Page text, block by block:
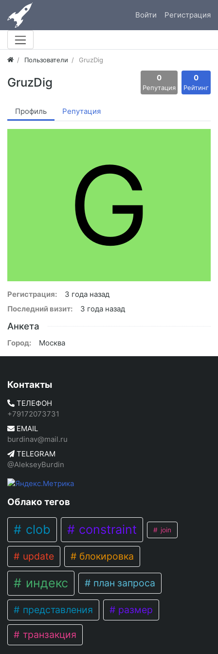
Войти Регистрация
Пользователи GruzDig
GruzDig 0
Репутация
0
Рейтинг
Профиль Репутация
G
Регистрация:
3 года назад
Последний визит:
3 года назад
Анкета
Город: Москва
Контакты
ТЕЛЕФОН
+79172073731
EMAIL
burdinav@mail.ru
TELEGRAM
@AlekseyBurdin
Облако тегов
clob constraint join
update блокировка
индекс план запроса
представления размер
транзакция